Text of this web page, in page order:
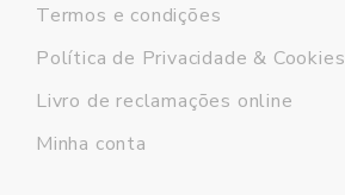
Termos e condições
Política de Privacidade & Cookies
Livro de reclamações online
Minha conta